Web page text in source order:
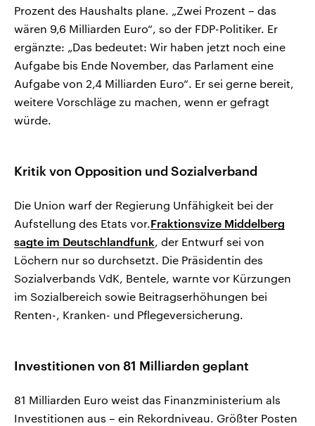
Prozent des Haushalts plane. „Zwei Prozent – das
wären 9,6 Milliarden Euro“, so der FDP-Politiker. Er
ergänzte: „Das bedeutet: Wir haben jetzt noch eine
Aufgabe bis Ende November, das Parlament eine
Aufgabe von 2,4 Milliarden Euro“. Er sei gerne bereit,
weitere Vorschläge zu machen, wenn er gefragt
würde.
Kritik von Opposition und Sozialverband
Die Union warf der Regierung Unfähigkeit bei der
Aufstellung des Etats vor.Fraktionsvize Middelberg
sagte im Deutschlandfunk, der Entwurf sei von
Löchern nur so durchsetzt. Die Präsidentin des
Sozialverbands VdK, Bentele, warnte vor Kürzungen
im Sozialbereich sowie Beitragserhöhungen bei
Renten-, Kranken- und Pflegeversicherung.
Investitionen von 81 Milliarden geplant
81 Milliarden Euro weist das Finanzministerium als
Investitionen aus – ein Rekordniveau. Größter Posten